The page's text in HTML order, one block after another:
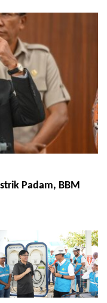
Padam, BBM